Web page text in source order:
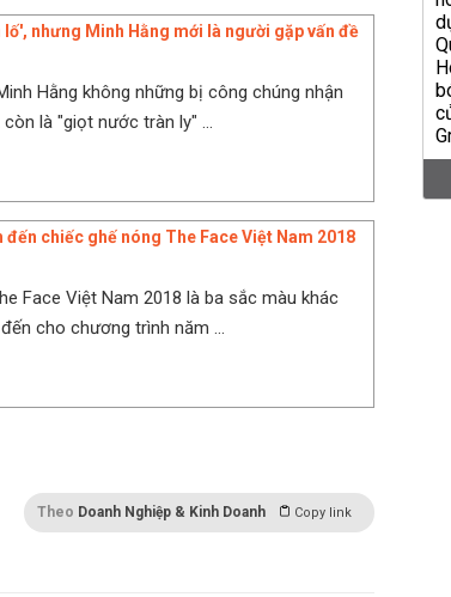
lố', nhưng Minh Hằng mới là người gặp vấn đề
Hằng không những bị công chúng nhận
là "giọt nước tràn ly" ...
chiếc ghế nóng The Face Việt Nam 2018
Face Việt Nam 2018 là ba sắc màu khác
cho chương trình năm ...
Theo Doanh Nghiệp & Kinh Doanh Copy link